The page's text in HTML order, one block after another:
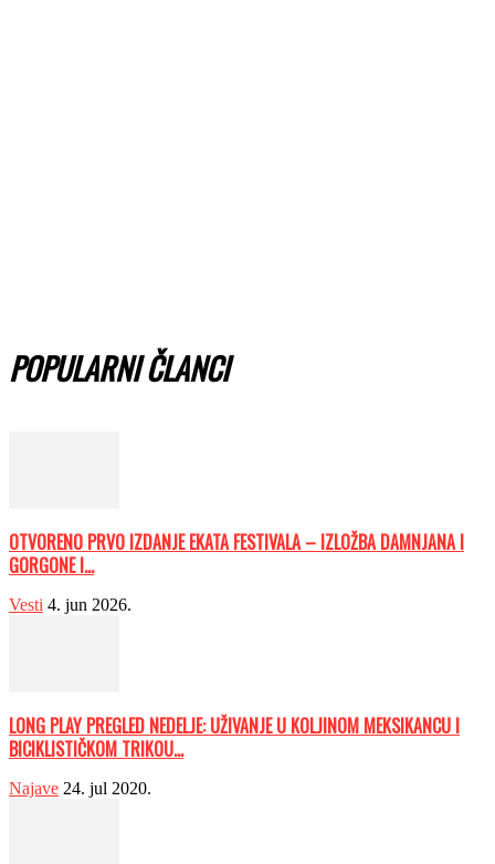
POPULARNI ČLANCI
OTVORENO PRVO IZDANJE EKATA FESTIVALA – IZLOŽBA DAMNJANA I
GORGONE I...
Vesti 4. jun 2026.
LONG PLAY PREGLED NEDELJE: UŽIVANJE U KOLJINOM MEKSIKANCU I
BICIKLISTIČKOM TRIKOU...
Najave 24. jul 2020.